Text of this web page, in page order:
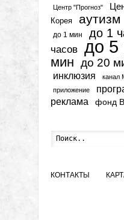
Центр "Прогноз"
Корея
аутизм
до 1 мин до 1
часов до 5
мин до 20
инклюзия канал
приложение
реклама
фонд
КОНТАКТЫ